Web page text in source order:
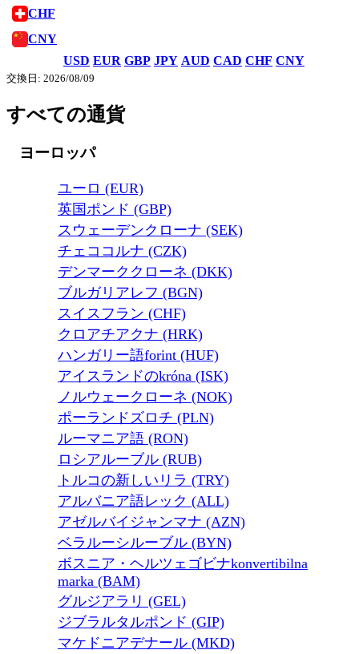
CHF
CNY
USD EUR GBP JPY AUD CAD CHF CNY
交換日: 2026/08/09
すべての通貨
ヨーロッパ
ユーロ (EUR)
英国ポンド (GBP)
スウェーデンクローナ (SEK)
チェココルナ (CZK)
デンマーククローネ (DKK)
ブルガリアレフ (BGN)
スイスフラン (CHF)
クロアチアクナ (HRK)
ハンガリー語forint (HUF)
アイスランドのkróna (ISK)
ノルウェークローネ (NOK)
ポーランドズロチ (PLN)
ルーマニア語 (RON)
ロシアルーブル (RUB)
トルコの新しいリラ (TRY)
アルバニア語レック (ALL)
アゼルバイジャンマナ (AZN)
ベラルーシルーブル (BYN)
ボスニア・ヘルツェゴビナkonvertibilna
marka (BAM)
グルジアラリ (GEL)
ジブラルタルポンド (GIP)
マケドニアデナール (MKD)